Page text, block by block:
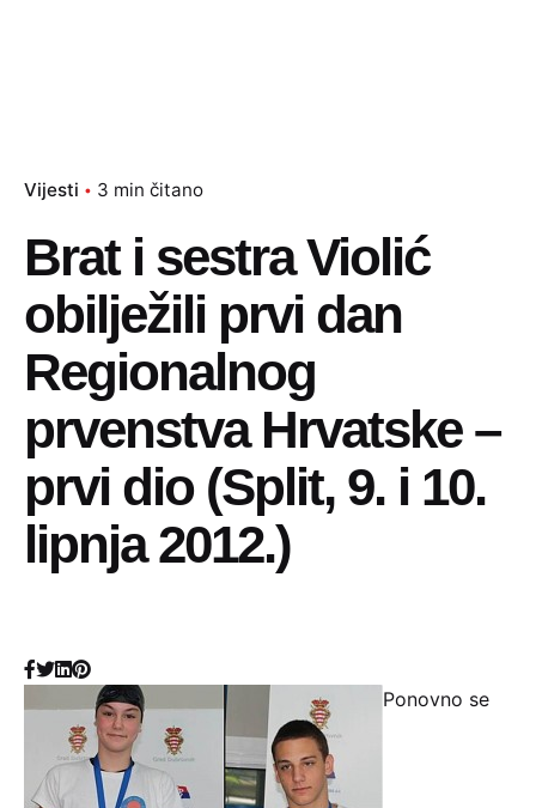
Vijesti 3 min čitano
Brat i sestra Violić
obilježili prvi dan
Regionalnog
prvenstva Hrvatske –
prvi dio (Split, 9. i 10.
lipnja 2012.)
Ponovno se